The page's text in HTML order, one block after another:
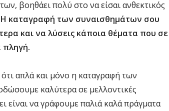
βοηθάει πολύ στο να είσαι ανθεκτικός
Η καταγραφή των συναισθημάτων σου
και να λύσεις κάποια θέματα που σε
πληγή.
απλά και μόνο η καταγραφή των
καλύτερα σε μελλοντικές
είναι να γράφουμε παλιά καλά πράγματα